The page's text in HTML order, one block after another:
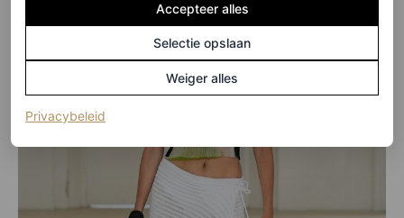
Accepteer alles
Selectie opslaan
Weiger alles
Privacybeleid